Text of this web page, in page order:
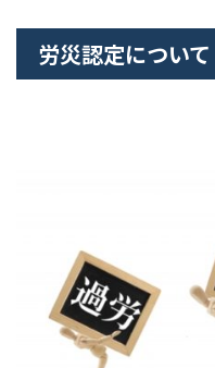
労災認定について